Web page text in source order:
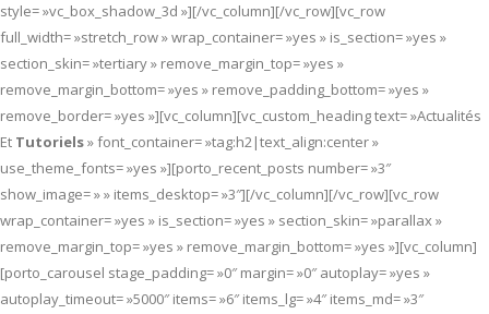
style= »vc_box_shadow_3d »][/vc_column][/vc_row][vc_row
full_width= »stretch_row » wrap_container= »yes » is_section= »yes »
section_skin= »tertiary » remove_margin_top= »yes »
remove_margin_bottom= »yes » remove_padding_bottom= »yes »
remove_border= »yes »][vc_column][vc_custom_heading text= »Actualités
Et Tutoriels» font_container= »tag:h2|text_align:center »
use_theme_fonts= »yes »][porto_recent_posts number= »3″
show_image= » » items_desktop= »3″][/vc_column][/vc_row][vc_row
wrap_container= »yes » is_section= »yes » section_skin= »parallax »
remove_margin_top= »yes » remove_margin_bottom= »yes »][vc_column]
[porto_carousel stage_padding= »0″ margin= »0″ autoplay= »yes »
autoplay_timeout= »5000″ items= »6″ items_lg= »4″ items_md= »3″